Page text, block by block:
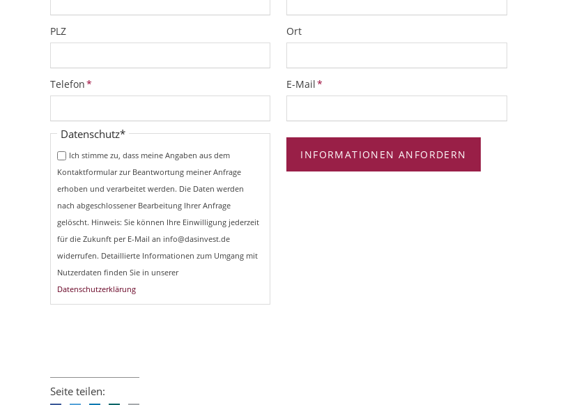
PLZ Ort
Pflichtfeld
Telefon* Pflichtfeld
E-Mail*
Pflichtfeld
Datenschutz*
Ich stimme zu, dass meine Angaben aus dem
Kontaktformular zur Beantwortung meiner Anfrage
erhoben und verarbeitet werden. Die Daten werden
nach abgeschlossener Bearbeitung Ihrer Anfrage
gelöscht. Hinweis: Sie können Ihre Einwilligung jederzeit
für die Zukunft per E-Mail an info@dasinvest.de
widerrufen. Detaillierte Informationen zum Umgang mit
Nutzerdaten finden Sie in unserer
Datenschutzerklärung
INFORMATIONEN ANFORDERN
Seite teilen: